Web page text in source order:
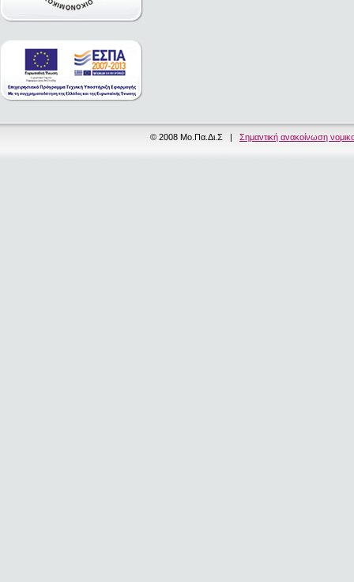
© 2008 Μο.Πα.Δι.Σ | Σημαντική ανακοίνωση